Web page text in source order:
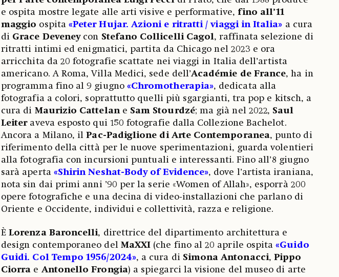
e ospita mostre legate alle arti visive e performative, fino all’11
maggio ospita «Peter Hujar. Azioni e ritratti / viaggi in Italia» a cura
di Grace Deveneycon Stefano Collicelli Cagol, raffinata selezione di
ritratti intimi ed enigmatici, partita da Chicago nel 2023 e ora
arricchita da 20 fotografie scattate nei viaggi in Italia dell’artista
americano. A Roma, Villa Medici, sede dell’Académie de France, ha in
programma fino al 9 giugno «Chromotherapia», dedicata alla
fotografia a colori, soprattutto quelli più sgargianti, tra pop e kitsch, a
cura di Maurizio Cattelane Sam Stourdzé; ma già nel 2022, Saul
Leiteraveva esposto qui 150 fotografie dalla Collezione Bachelot.
Ancora a Milano, ilPac-Padiglione di Arte Contemporanea, punto di
riferimento della città per le nuove sperimentazioni, guarda volentieri
alla fotografia con incursioni puntuali e interessanti. Fino all’8 giugno
sarà aperta «Shirin Neshat-Body of Evidence», dove l’artista iraniana,
nota sin dai primi anni ’90 per la serie «Women of Allah», esporrà 200
opere fotografiche e una decina di video-installazioni che parlano di
Oriente e Occidente, individui e collettività, razza e religione.
ÈLorenza Baroncelli, direttrice del dipartimento architettura e
design contemporaneo del MaXXI (che fino al 20 aprile ospita«Guido
Guidi. Col Tempo 1956/2024», a cura di Simona Antonacci, Pippo
Ciorra e Antonello Frongia) a spiegarci la visione del museo di arte